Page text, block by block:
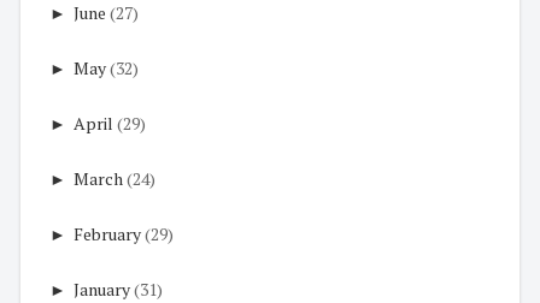
► June (27)
► May(32)
► April (29)
► March(24)
► February(29)
► January(31)